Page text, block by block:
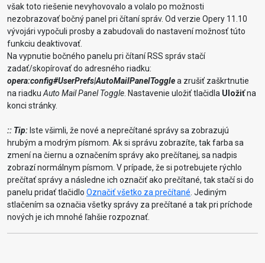
však toto riešenie nevyhovovalo a volalo po možnosti
nezobrazovať bočný panel pri čítaní správ. Od verzie Opery 11.10
vývojári vypočuli prosby a zabudovali do nastavení možnosť túto
funkciu deaktivovať.
Na vypnutie bočného panelu pri čítaní RSS správ stačí
zadať/skopírovať do adresného riadku:
opera:config#UserPrefs|AutoMailPanelTogglea zrušiť zaškrtnutie
na riadku Auto Mail Panel Toggle . Nastavenie uložiť tlačidla Uložiťna
konci stránky.
:: Tip: Iste všimli, že nové a neprečítané správy sa zobrazujú
hrubým a modrým písmom. Ak si správu zobrazíte, tak farba sa
zmení na čiernu a označením správy ako prečítanej, sa nadpis
zobrazí normálnym písmom. V prípade, že si potrebujete rýchlo
prečítať správy a následne ich označiť ako prečítané, tak stačí si do
panelu pridať tlačidlo Označiť všetko za prečítané . Jediným
stlačením sa označia všetky správy za prečítané a tak pri príchode
nových je ich mnohé ľahšie rozpoznať.